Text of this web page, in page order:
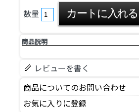
数量
商品説明
レビューを書く
商品についてのお問い合わせ
お気に入りに登録